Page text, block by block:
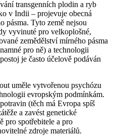
transgenních plodin a ryb
v Indii – projevuje obecná
pásma. Tyto země nejsou
vyvinuté pro velkoplošné,
zemědělství mírného pásma
pro ně) a technologii
je často účelově podáván
uměle vytvořenou psychózu
evropským podmínkám.
(těch má Evropa spíš
a zavést genetické
pro spotřebitele a pro
zdroje materiálů.